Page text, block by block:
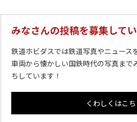
みなさんの投稿を募集して
鉄道ホビダスでは鉄道写真やニュース
車両から懐かしい国鉄時代の写真まで
ちしています！
くわしくはこち